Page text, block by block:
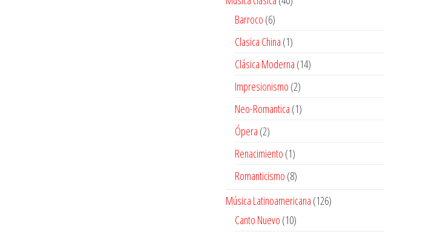
Barroco 66
productos
Clasica China 11
producto
Clásica Moderna 1414
Impresionismo 22
productos
Neo-Romantica 11
Ópera 22
productos
Renacimiento 11
producto
Romanticismo 88
Música Latinoamericana 126126
Canto Nuevo 1010